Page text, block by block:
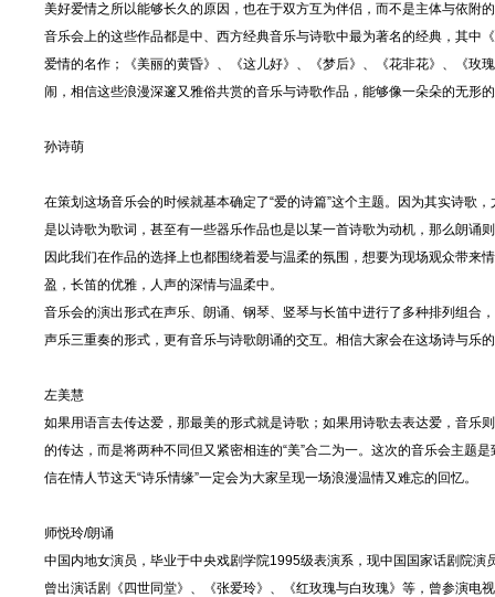
美好爱情之所以能够长久的原因，也在于双方互为伴侣，而不是主体与依附
音乐会上的这些作品都是中、西方经典音乐与诗歌中最为著名的经典，其中
爱情的名作；《美丽的黄昏》、《这儿好》、《梦后》、《花非花》、《玫
闹，相信这些浪漫深邃又雅俗共赏的音乐与诗歌作品，能够像一朵朵的无形
孙诗萌
在策划这场音乐会的时候就基本确定了“爱的诗篇”这个主题。因为其实诗歌
是以诗歌为歌词，甚至有一些器乐作品也是以某一首诗歌为动机，那么朗诵
因此我们在作品的选择上也都围绕着爱与温柔的氛围，想要为现场观众带
盈，长笛的优雅，人声的深情与温柔中。
音乐会的演出形式在声乐、朗诵、钢琴、竖琴与长笛中进行了多种排列组合
声乐三重奏的形式，更有音乐与诗歌朗诵的交互。相信大家会在这场诗与乐
左美慧
如果用语言去传达爱，那最美的形式就是诗歌；如果用诗歌去表达爱，音乐
的传达，而是将两种不同但又紧密相连的“美”合二为一。这次的音乐会主题
信在情人节这天“诗乐情缘”一定会为大家呈现一场浪漫温情又难忘的回忆。
师悦玲/朗诵
中国内地女演员，毕业于中央戏剧学院1995级表演系，现中国国家话剧院演
曾出演话剧《四世同堂》、《张爱玲》、《红玫瑰与白玫瑰》等，曾参演